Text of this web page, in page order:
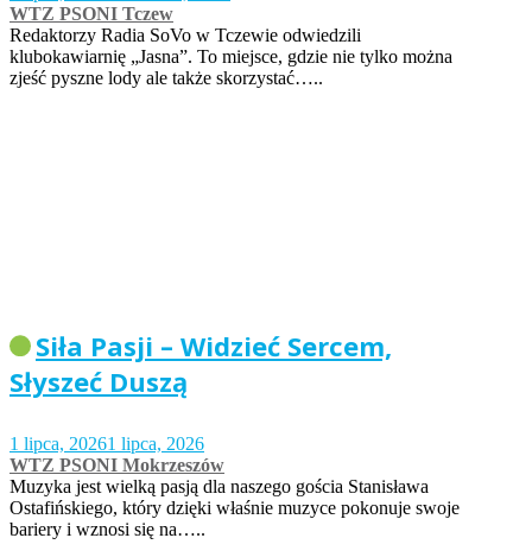
WTZ PSONI Tczew
Redaktorzy Radia SoVo w Tczewie odwiedzili
klubokawiarnię „Jasna”. To miejsce, gdzie nie tylko można
zjeść pyszne lody ale także skorzystać…..
Siła Pasji – Widzieć Sercem,
Słyszeć Duszą
1 lipca, 20261 lipca, 2026
WTZ PSONI Mokrzeszów
Muzyka jest wielką pasją dla naszego gościa Stanisława
Ostafińskiego, który dzięki właśnie muzyce pokonuje swoje
bariery i wznosi się na…..